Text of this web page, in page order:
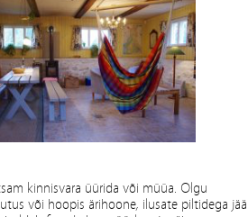
kinnisvara üürida või müüa. Olgu
või hoopis ärihoone, ilusate piltidega